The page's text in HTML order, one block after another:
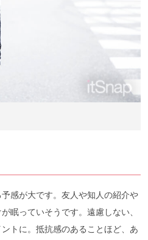
感が大です。友人や知人の紹介や
眠っていそうです。遠慮しない、
トに。抵抗感のあることほど、あ